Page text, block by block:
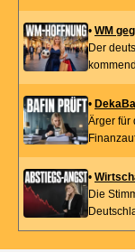
• WM
Der
•
Ärger für
•
Die